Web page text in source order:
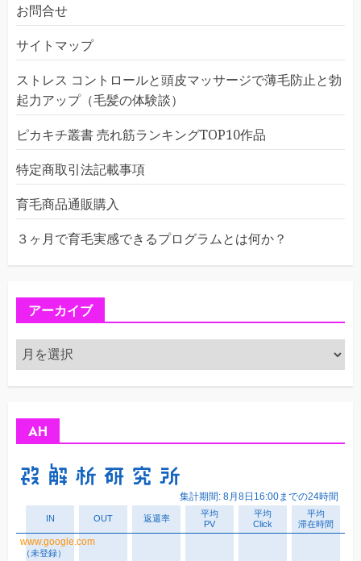
お問合せ
サイトマップ
ストレス コントロールと頭皮マッサージで薄毛防止と勃
起力アップ（毛髪の体験談）
ピカキチ叢書 売れ筋ランキングTOP10作品
特定商取引法記載事項
育毛商品通販購入
３ヶ月で育毛実感できるプログラムとは何か？
アーカイブ
ア
ー
カ
AH